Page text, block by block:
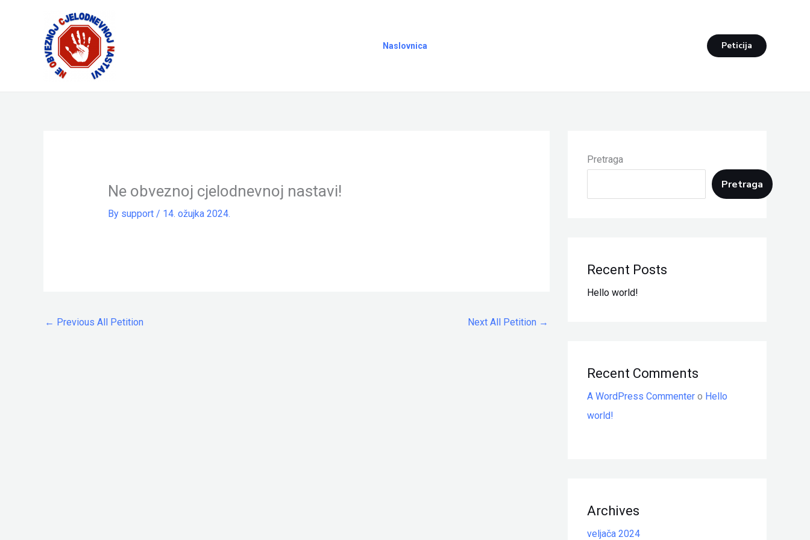
Naslovnica Peticija
Ne obveznoj cjelodnevnoj nastavi!
By support / 14. ožujka 2024.
← Previous All Petition Next All Petition →
Pretraga
Pretraga
Recent Posts
Hello world!
Recent Comments
A WordPress Commenter o Hello
world!
Archives
veljača 2024